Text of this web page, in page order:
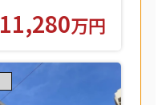
11,280万円